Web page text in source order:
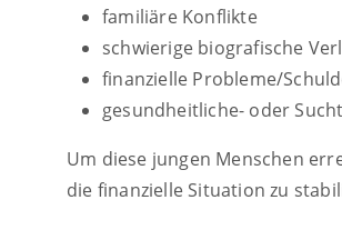
familiäre Konflikte
schwierige biografische
finanzielle Probleme/
gesundheitliche- oder
Um diese jungen Menschen
die finanzielle Situation zu